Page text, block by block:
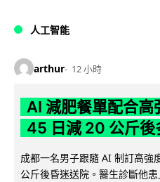
人工智能
arthur 12 小時
AI 減肥餐單配合
45 日減 20 公斤後
成都一名男子跟隨 AI 制訂高強
公斤後昏迷送院。醫生診斷他